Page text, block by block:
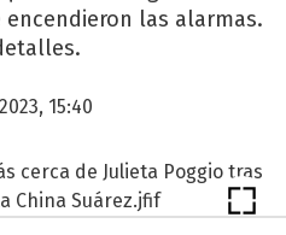
las alarmas.
15:40